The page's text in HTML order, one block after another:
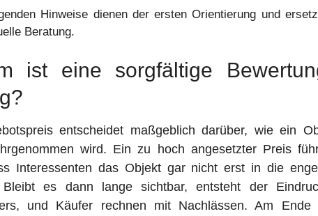
Hinweise dienen der ersten Orientierung und
Beratung.
ist eine sorgfältige
entscheidet maßgeblich darüber, wie ein
wird. Ein zu hoch angesetzter Preis
Interessenten das Objekt gar nicht erst in die
Bleibt es dann lange sichtbar, entsteht der
und Käufer rechnen mit Nachlässen. Am